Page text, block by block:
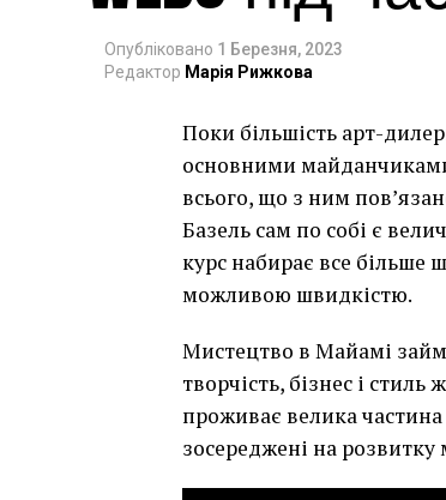
Опубліковано 1 Березня, 2023
Редактор Марія Рижкова
Поки більшість арт-
основними
всього, що з ним
Базель сам по собі є
курс набирає все більше
можливою швидкістю.
Мистецтво в Майамі
творчість, бізнес і
проживає велика частина
зосереджені на розвитку